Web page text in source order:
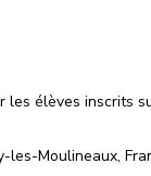
les élèves inscrits
les-Moulineaux,